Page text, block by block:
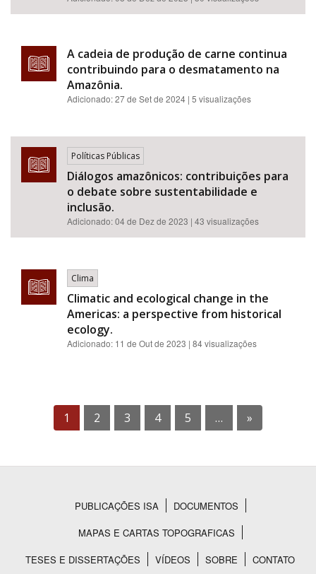
A cadeia de produção de carne continua
contribuindo para o desmatamento na
Amazônia.
Adicionado:27 de Set de 2024 | 5 visualizações
Políticas Públicas
Diálogos amazônicos: contribuições para
o debate sobre sustentabilidade e
inclusão.
Adicionado:04 de Dez de 2023 | 43 visualizações
Clima
Climatic and ecological change in the
Americas: a perspective from historical
ecology.
Adicionado: 11 de Out de 2023 | 84 visualizações
1 2 3 4 5 … »
Rodapé
PUBLICAÇÕES ISA
DOCUMENTOS
MAPAS E CARTAS TOPOGRAFICAS
TESES E DISSERTAÇÕES
VÍDEOS SOBRE CONTATO